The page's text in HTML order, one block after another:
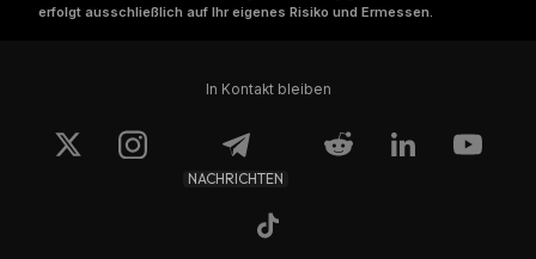
erfolgt ausschließlich auf Ihr eigenes Risiko und Ermessen.
In Kontakt bleiben
NACHRICHTEN